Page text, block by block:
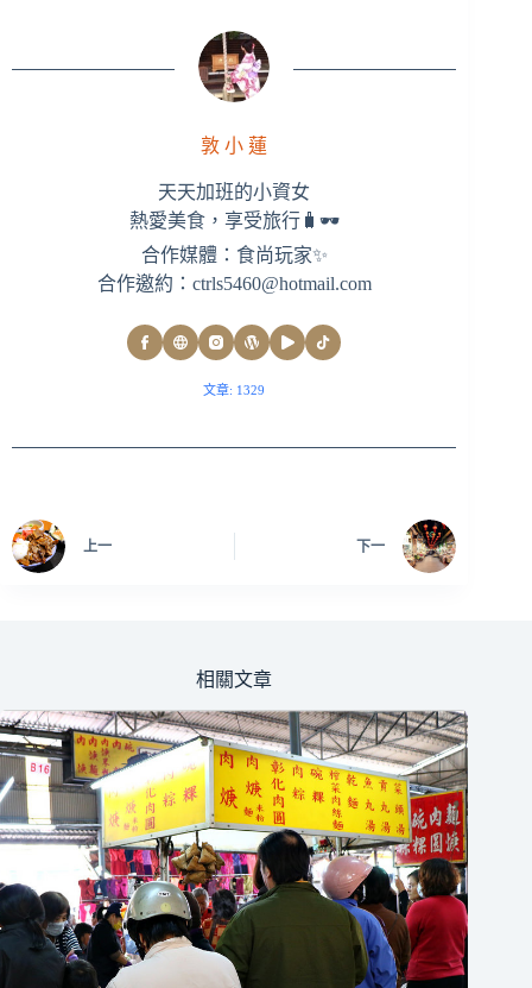
敦 小 蓮
天天加班的小資女
熱愛美食，享受旅行🧳🕶
合作媒體：食尚玩家✨
合作邀約： ctrls5460@hotmail.com
文章: 1329
上一 下一
相關文章